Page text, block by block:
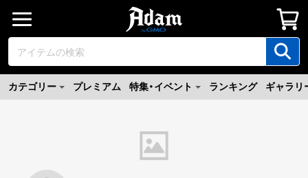
カテゴリー プレミアム 特集・イベント ランキング ギャラリ